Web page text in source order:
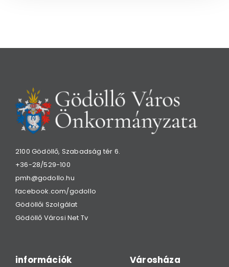
2100 Gödöllő, Szabadság tér 6.
+36-28/529-100
pmh@godollo.hu
facebook.com/godollo
Gödöllői Szolgálat
Gödöllő Városi Net Tv
információk Városháza